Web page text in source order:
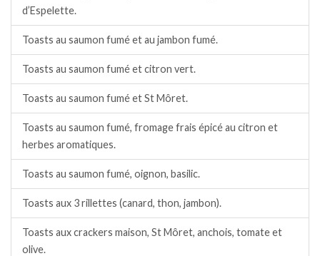
d’Espelette.
Toasts au saumon fumé et au jambon fumé.
Toasts au saumon fumé et citron vert.
Toasts au saumon fumé et St Môret.
Toasts au saumon fumé, fromage frais épicé au citron et
herbes aromatiques.
Toasts au saumon fumé, oignon, basilic.
Toasts aux 3 rillettes (canard, thon, jambon).
Toasts aux crackers maison, St Môret, anchois, tomate et
olive.